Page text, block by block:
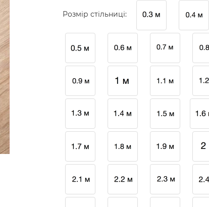
Розмір стільниці: